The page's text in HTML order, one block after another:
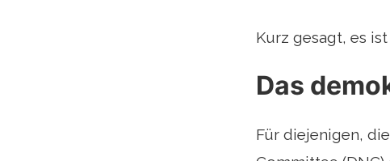
Kurz gesagt, es
Das
Für diejenigen,